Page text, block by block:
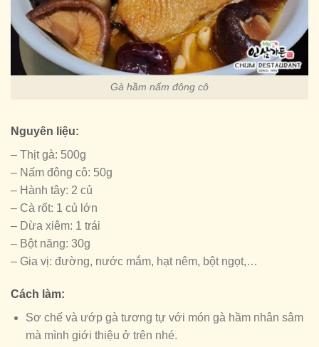
Gà hầm nấm đông cô
Nguyên liệu:
– Thịt gà: 500g
– Nấm đông cô: 50g
– Hành tây: 2 củ
– Cà rốt: 1 củ lớn
– Dừa xiêm: 1 trái
– Bột năng: 30g
– Gia vị: đường, nước mắm, hạt nêm, bột ngọt,…
Cách làm:
Sơ chế và ướp gà tương tự với món gà hầm nhân sâm
mà mình giới thiệu ở trên nhé.